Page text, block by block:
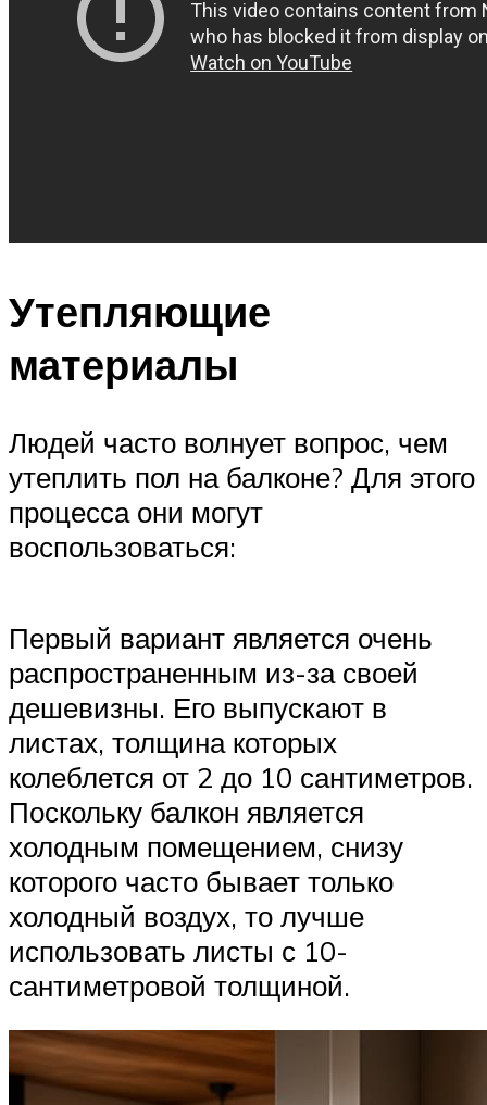
Утепляющие
материалы
Людей часто волнует вопрос, чем
утеплить пол на балконе? Для этого
процесса они могут
воспользоваться:
Первый вариант является очень
распространенным из-за своей
дешевизны. Его выпускают в
листах, толщина которых
колеблется от 2 до 10 сантиметров.
Поскольку балкон является
холодным помещением, снизу
которого часто бывает только
холодный воздух, то лучше
использовать листы с 10-
сантиметровой толщиной.